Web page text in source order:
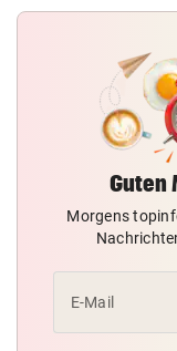
Guten
Morgens
E-Mail